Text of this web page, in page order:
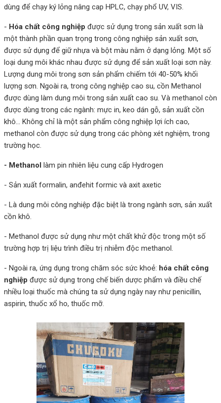
dùng để chạy ký lỏng nâng cap HPLC, chạy phổ UV, VIS.
- Hóa chất công nghiệp được sử dụng trong sản xuất sơn là
một thành phần quan trọng trong công nghiệp sản xuất sơn,
được sử dụng để giữ nhựa và bột màu nằm ở dạng lỏng. Một số
loại dung môi khác nhau được sử dụng để sản xuất loại sơn này.
Lượng dung môi trong sơn sản phẩm chiếm tới 40-50% khối
lượng sơn. Ngoài ra, trong công nghiệp cao su, cồn Methanol
được dùng làm dung môi trong sản xuất cao su. Và methanol còn
được dùng trong các ngành: mực in, keo dán gỗ, sản xuất cồn
khô… Không chỉ là một sản phẩm công nghiệp lợi ích cao,
methanol còn được sử dụng trong các phòng xét nghiệm, trong
trường học.
- Methanol làm pin nhiên liệu cung cấp Hydrogen
- Sản xuất formalin, anđehit formic và axit axetic
- Là dung môi công nghiệp đặc biệt là trong ngành sơn, sản xuất
cồn khô.
- Methanol được sử dụng như một chất khử độc trong một số
trường hợp trị liệu trình điều trị nhiễm độc methanol.
- Ngoài ra, ứng dụng trong chăm sóc sức khoẻ: hóa chất công
nghiệp được sử dụng trong chế biến dược phẩm và điều chế
nhiều loại thuốc mà chúng ta sử dụng ngày nay như penicillin,
aspirin, thuốc xổ ho, thuốc mỡ.